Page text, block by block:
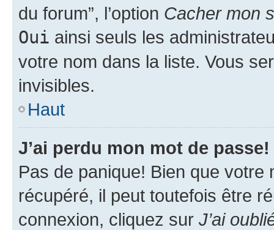
du forum”, l’option Cacher mon
Oui ainsi seuls les
votre nom dans la liste. Vous
invisibles.
Haut
J’ai perdu mon mot de passe!
Pas de panique! Bien que
récupéré, il peut toutefois être
connexion, cliquez sur J’ai